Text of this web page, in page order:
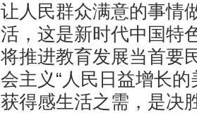
让人民群众满意的事情
活，这是新时代中国特
将推进教育发展当首要
会主义“人民日益增长
获得感生活之需，是决